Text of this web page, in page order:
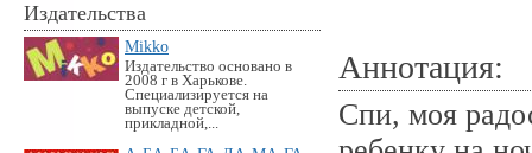
Издательства
Mikko
Издательство основано в
2008 г в Харькове.
Специализируется на
выпуске детской,
прикладной,...
Аннотация:
Спи, моя